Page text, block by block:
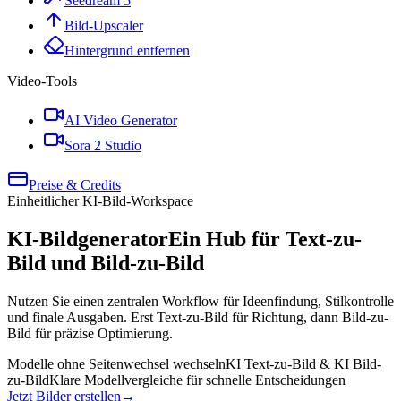
Bild-Upscaler
Hintergrund entfernen
Video-Tools
AI Video Generator
Sora 2 Studio
Preise & Credits
Einheitlicher KI-Bild-Workspace
KI-BildgeneratorEin Hub für Text-zu-
Bild und Bild-zu-Bild
Nutzen Sie einen zentralen Workflow für Ideenfindung, Stilkontrolle
und finale Ausgaben. Erst Text-zu-Bild für Richtung, dann Bild-zu-
Bild für präzise Optimierung.
Modelle ohne Seitenwechsel wechselnKI Text-zu-Bild & KI Bild-
zu-BildKlare Modellvergleiche für schnelle Entscheidungen
Jetzt Bilder erstellen →